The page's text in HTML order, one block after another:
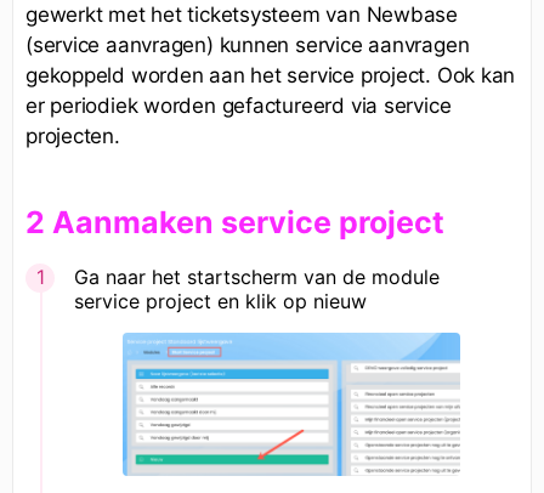
gewerkt met het ticketsysteem van Newbase
(service aanvragen) kunnen service aanvragen
gekoppeld worden aan het service project. Ook kan
er periodiek worden gefactureerd via service
projecten.
2 Aanmaken service project
Ga naar het startscherm van de module
service project en klik op nieuw